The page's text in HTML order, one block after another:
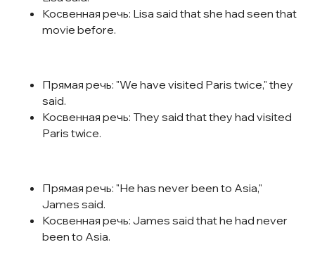
Косвенная речь: Lisa said that she had seen that
movie before.
Прямая речь: "We have visited Paris twice," they
said.
Косвенная речь: They said that they had visited
Paris twice.
Прямая речь: "He has never been to Asia,"
James said.
Косвенная речь: James said that he had never
been to Asia.